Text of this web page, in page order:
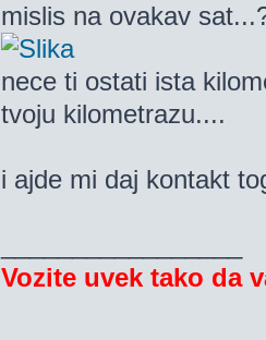
mislis na ovakav
nece ti ostati ista
tvoju kilometrazu....
i ajde mi daj kontakt
Vozite uvek tako da